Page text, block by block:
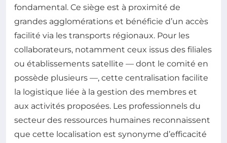
fondamental. Ce siège est à proximité de
grandes agglomérations et bénéficie d’un accès
facilité via les transports régionaux. Pour les
collaborateurs, notamment ceux issus des filiales
ou établissements satellite — dont le comité en
possède plusieurs —, cette centralisation facilite
la logistique liée à la gestion des membres et
aux activités proposées. Les professionnels du
secteur des ressources humaines reconnaissent
que cette localisation est synonyme d’efficacité